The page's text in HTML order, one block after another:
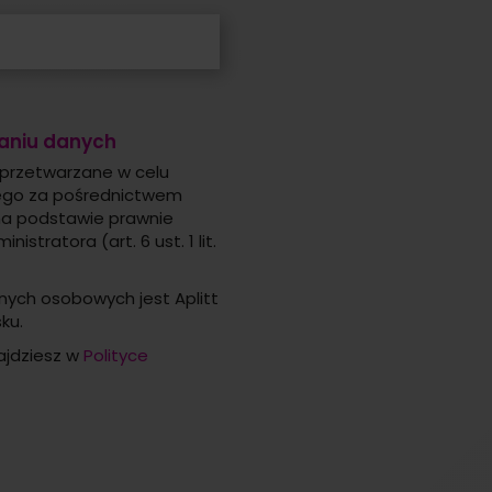
danych
w celu
za pośrednictwem
podstawie prawnie
(art. 6 ust. 1 lit.
osobowych jest Aplitt
w Polityce